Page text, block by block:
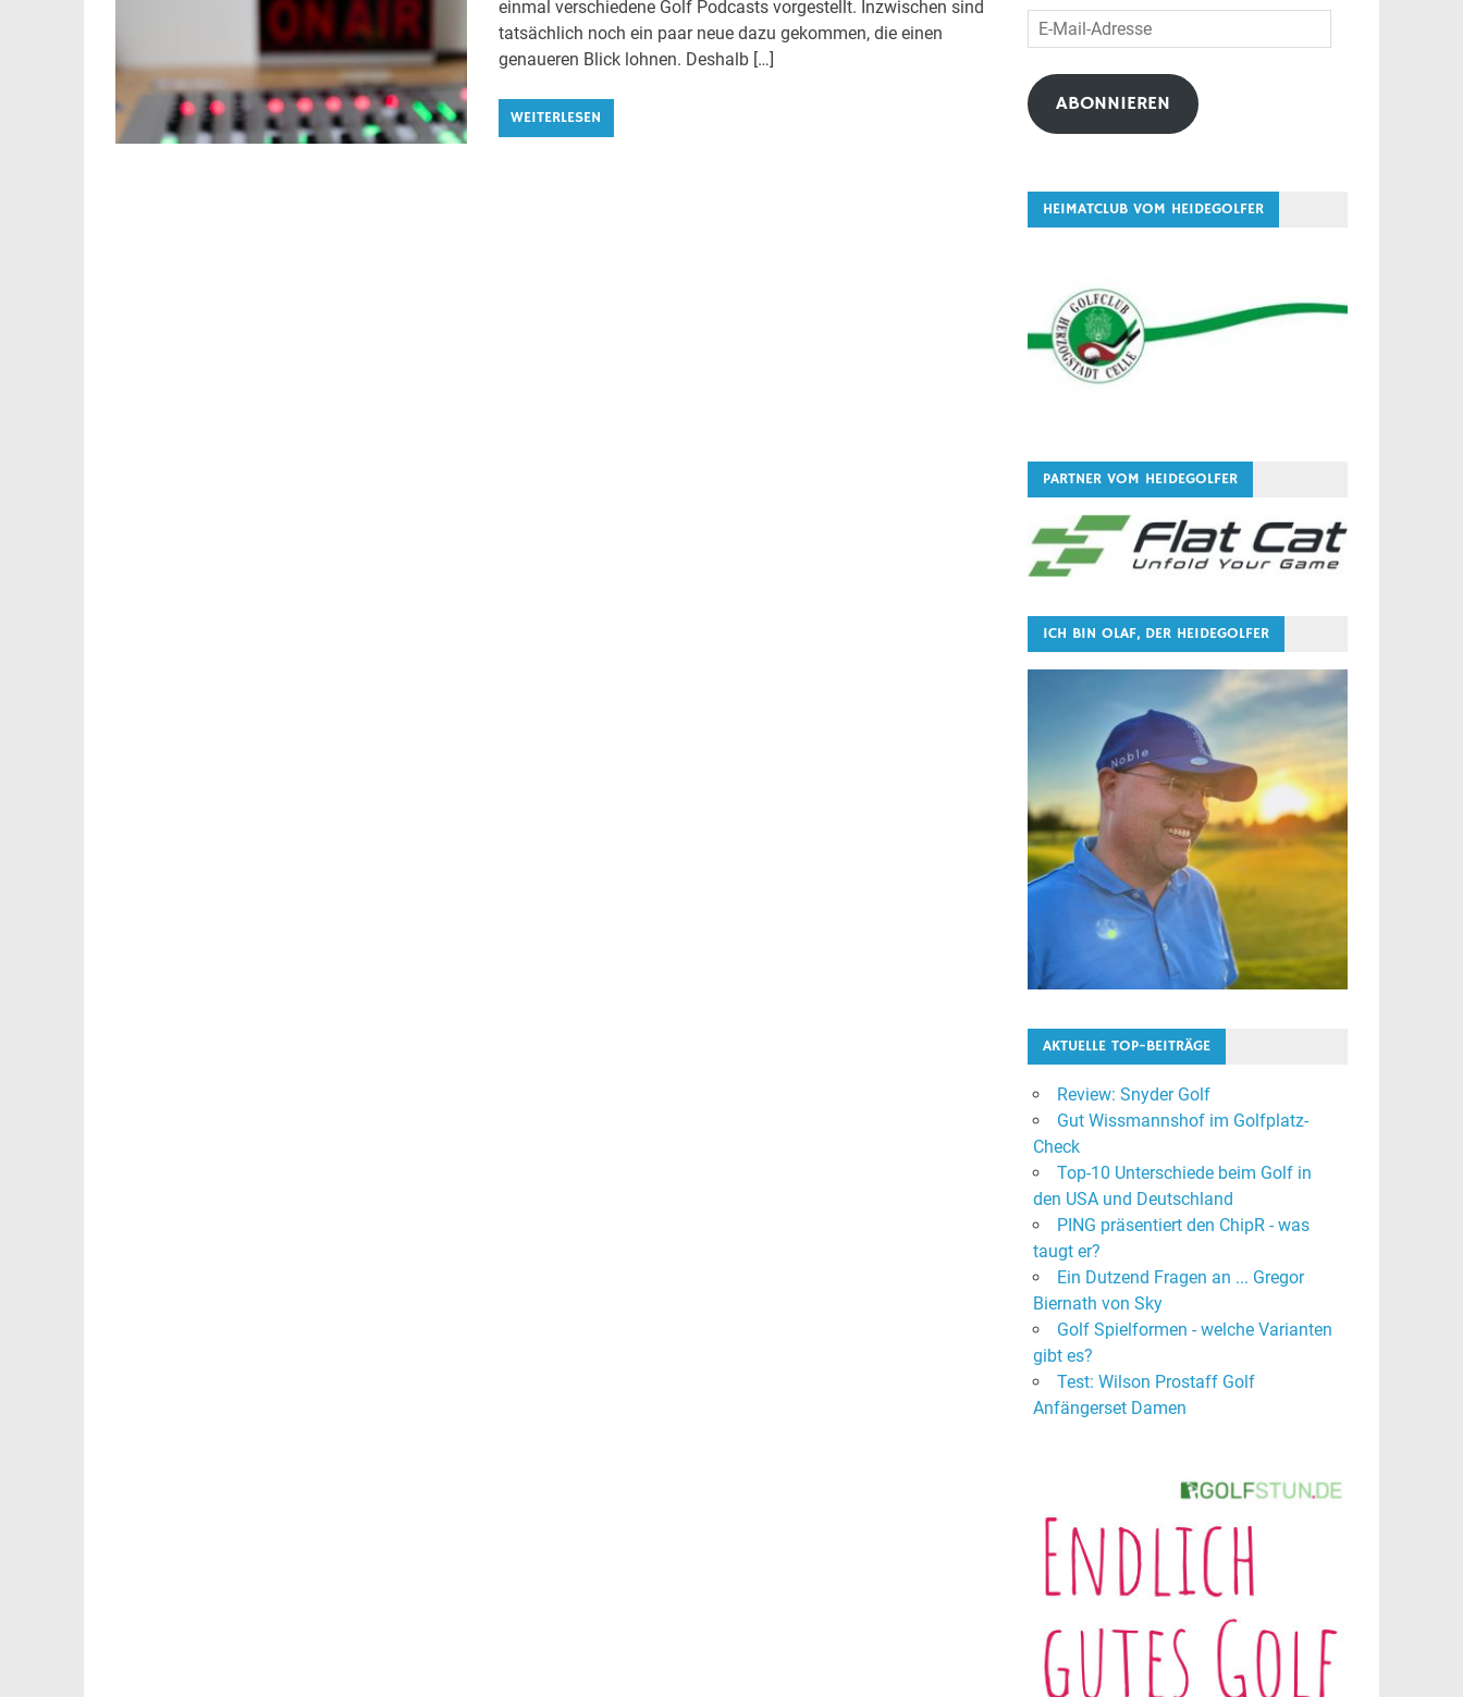
einmal verschiedene Golf Podcasts vorgestellt. Inzwischen sind
tatsächlich noch ein paar neue dazu gekommen, die einen
genaueren Blick lohnen. Deshalb […]
WEITERLESEN
E-
Mail-
Adresse
ABONNIEREN
HEIMATCLUB VOM HEIDEGOLFER
PARTNER VOM HEIDEGOLFER
ICH BIN OLAF, DER HEIDEGOLFER
AKTUELLE TOP-BEITRÄGE
Review: Snyder Golf
Gut Wissmannshof im Golfplatz-
Check
Top-10 Unterschiede beim Golf in
den USA und Deutschland
PING präsentiert den ChipR - was
taugt er?
Ein Dutzend Fragen an ... Gregor
Biernath von Sky
Golf Spielformen - welche Varianten
gibt es?
Test: Wilson Prostaff Golf
Anfängerset Damen